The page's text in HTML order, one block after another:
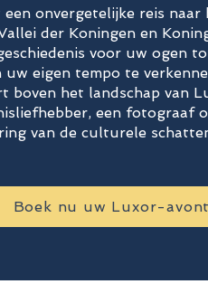
onvergetelijke reis
der Koningen en
voor uw ogen
eigen tempo te
het landschap van
een fotograaf
van de culturele
Boek nu uw Luxor-